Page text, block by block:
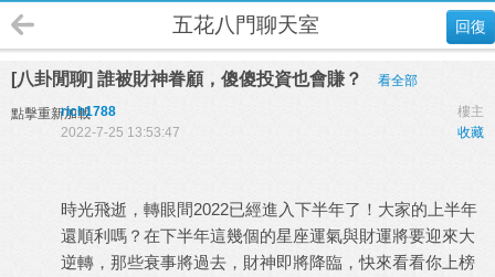
回復
五花八門聊天室
[八卦閒聊] 誰被財神眷顧，傻傻投資也會賺？ 看全部
點擊重新加載 樓主
rich1788
收藏
2022-7-25 13:53:47
時光飛逝，轉眼間2022已經進入下半年了！大家的上半年
還順利嗎？在下半年這幾個的星座運氣與財運將要迎來大
逆轉，那些衰事將過去，財神即將降臨，快來看看你上榜